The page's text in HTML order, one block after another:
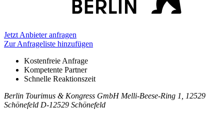
Jetzt Anbieter anfragen
Zur Anfrageliste hinzufügen
Kostenfreie Anfrage
Kompetente Partner
Schnelle Reaktionszeit
Kontakt
Adresse
Berlin Tourimus & Kongress GmbH Melli-Beese-Ring 1, 12529
Schönefeld D-12529 Schönefeld